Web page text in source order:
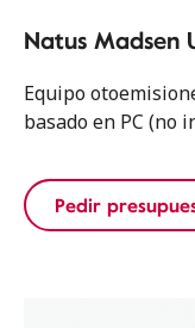
Natus Madsen
Equipo
basado en PC (no
Pedir